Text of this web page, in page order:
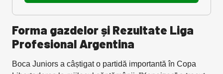
Forma gazdelor și Rezultate Liga
Profesional Argentina
Boca Juniors a câștigat o partidă importantă în Copa